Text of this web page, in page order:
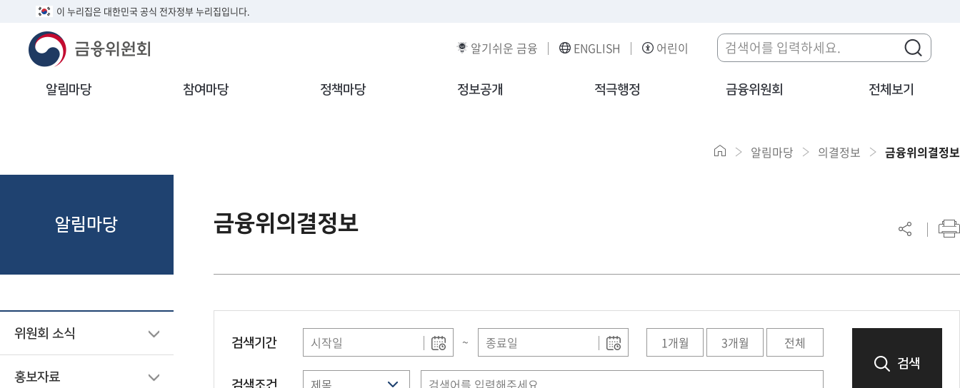
이 누리집은 대한민국 공식 전자정부 누리집입니다.
알기쉬운 금융 ENGLISH 어린이
알림마당 참여마당 정책마당 정보공개 적극행정 금융위원회 전체보기
알림마당
위원회 소식
홍보자료
알림마당 의결정보 금융위의결정보
금융위의결정보
검색기간 ~ 1개월 3개월 전체
검색조건
검색